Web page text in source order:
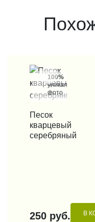
100%
уникальные
фото
КУПИТЬ В 1 КЛИК
Песок
кварцевый
серебряный
250 руб. В